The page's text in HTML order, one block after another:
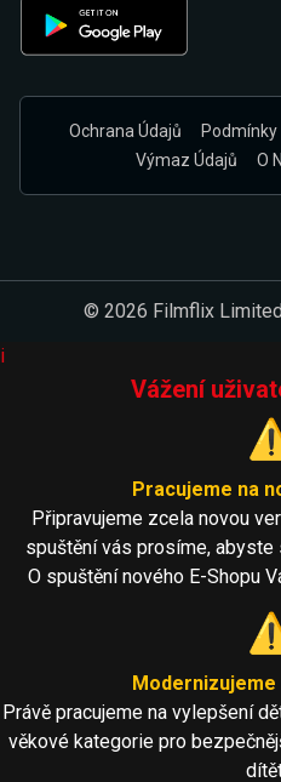
Ochrana Údajů Podmínky
Výmaz Údajů
O
© 2026 Filmflix
i
Vážení
Pracujeme na
Připravujeme zcela novou
spuštění vás prosíme, abyste
O spuštění nového E-Shopu
Právě pracujeme na vylepšení
věkové kategorie pro